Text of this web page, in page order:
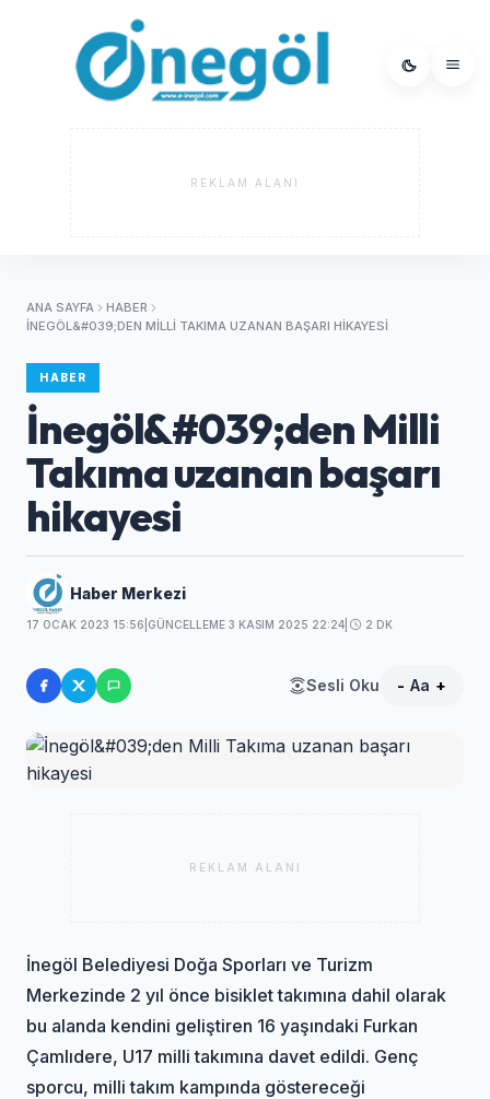
REKLAM ALANI
ANA SAYFA
HABER
İNEGÖL&#039;DEN MILLI TAKIMA UZANAN BAŞARI HIKAYESI
HABER
İnegöl&#039;den Milli
Takıma uzanan başarı
hikayesi
Haber Merkezi
17 OCAK 2023 15:56 GÜNCELLEME 3 KASIM 2025 22:24 2 DK
Sesli Oku - Aa +
REKLAM ALANI
İnegöl Belediyesi Doğa Sporları ve Turizm
Merkezinde 2 yıl önce bisiklet takımına dahil olarak
bu alanda kendini geliştiren 16 yaşındaki Furkan
Çamlıdere, U17 milli takımına davet edildi. Genç
sporcu, milli takım kampında göstereceği